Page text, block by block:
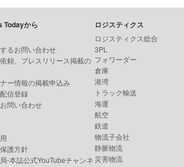
Todayから
るお問い合わせ
頼、プレスリリース掲載の
ー情報の掲載申込み
信登録
問い合わせ
護方針
-本誌公式YouTubeチャンネ
ロジスティクス
ロジスティクス総合
3PL
フォワーダー
倉庫
港湾
トラック輸送
海運
航空
鉄道
物流子会社
静脈物流
災害物流